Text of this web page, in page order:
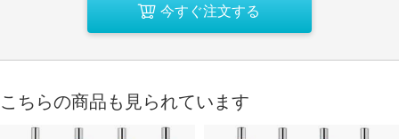
今すぐ注文する
こちらの商品も見られています